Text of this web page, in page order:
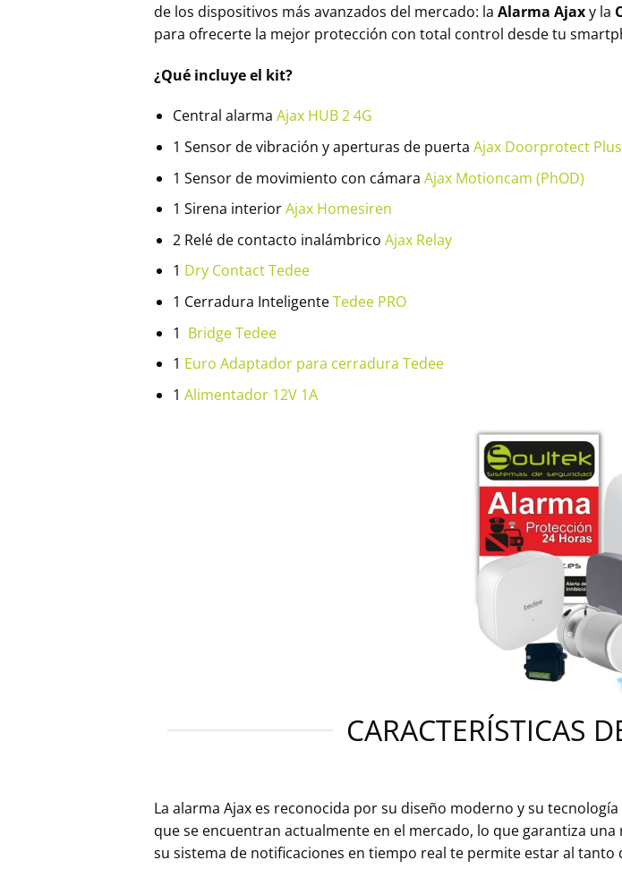
de los dispositivos más avanzados del mercado: la Alarma Ajaxy la
para ofrecerte la mejor protección con total control desde tu
¿Qué incluye el kit?
Central alarma Ajax HUB 2 4G
1 Sensor de vibración y aperturas de puerta Ajax Doorprotect Plus
1 Sensor de movimiento con cámara Ajax Motioncam (PhOD)
1 Sirena interiorAjax Homesiren
2 Relé de contacto inalámbrico Ajax Relay
1 Dry Contact Tedee
1 Cerradura InteligenteTedee PRO
1 Bridge Tedee
1 Euro Adaptador para cerradura Tedee
1 Alimentador 12V 1A
CARACTERÍSTICAS
La alarma Ajax es reconocida por su diseño moderno y su
que se encuentran actualmente en el mercado, lo que garantiza
su sistema de notificaciones en tiempo real te permite estar al